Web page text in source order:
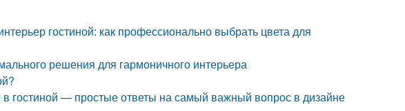
гостиной: как профессионально выбрать цвета для
решения для гармоничного интерьера
в гостиной — простые ответы на самый важный вопрос в дизайне